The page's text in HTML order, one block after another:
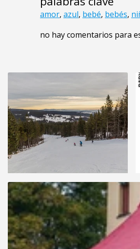
amor, azul, bebé, bebés,
no hay comentarios para